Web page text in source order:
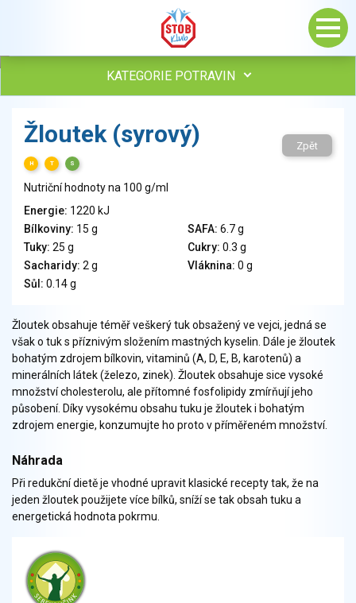
KATEGORIE POTRAVIN
Vejce
Mléko
Veganské a vegetariánské výrobky
Tuky
Obiloviny, mouka, cereální výrobky
Chléb, pečivo, křehké chleby, pufované výrobky
Ovoce
Ořechy, semena
Zelenina
Brambory, luštěniny, houby
Sladkosti, slané výrobky
Zmrzliny
Sušené směsi
Polotovary, hotové pokrmy
Proteinové výrobky, doplňky stravy
Nápoje alkoholické
Restaurace, jídelny, hotová jídla
Fastfood
Žloutek (syrový)
H T S
Zpět
Nutriční hodnoty na 100 g/ml
Energie: 1220 kJ
Bílkoviny: 15 g SAFA: 6.7 g
Tuky: 25 g Cukry: 0.3 g
Sacharidy: 2 g Vláknina: 0 g
Sůl: 0.14 g
Žloutek obsahuje téměř veškerý tuk obsažený ve vejci, jedná se
však o tuk s příznivým složením mastných kyselin. Dále je žloutek
bohatým zdrojem bílkovin, vitaminů (A, D, E, B, karotenů) a
minerálních látek (železo, zinek). Žloutek obsahuje sice vysoké
množství cholesterolu, ale přítomné fosfolipidy zmírňují jeho
působení. Díky vysokému obsahu tuku je žloutek i bohatým
zdrojem energie, konzumujte ho proto v příměřeném množství.
Náhrada
Při redukční dietě je vhodné upravit klasické recepty tak, že na
jeden žloutek použijete více bílků, sníží se tak obsah tuku a
energetická hodnota pokrmu.